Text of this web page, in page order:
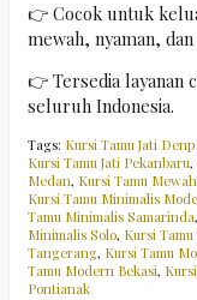
👉 Cocok untuk
mewah, nyaman,
👉 Tersedia layanan
seluruh Indonesia.
Tags: Kursi Tamu Jati
Kursi Tamu Jati Pekanbaru,
Medan, Kursi Tamu
Kursi Tamu Minimalis
Tamu Minimalis Samarinda,
Minimalis Solo, Kursi
Tangerang, Kursi Tamu
Tamu Modern Bekasi,
Pontianak